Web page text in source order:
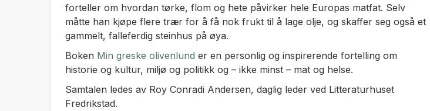
forteller om hvordan tørke, flom og hete påvirker hele Europas matfat. Selv
måtte han kjøpe flere trær for å få nok frukt til å lage olje, og skaffer seg også et
gammelt, falleferdig steinhus på øya.
Boken Min greske olivenlund er en personlig og inspirerende fortelling om
historie og kultur, miljø og politikk og – ikke minst – mat og helse.
Samtalen ledes av Roy Conradi Andersen, daglig leder ved Litteraturhuset
Fredrikstad.